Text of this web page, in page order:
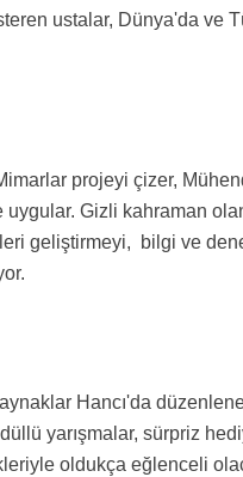
ustalar, Dünya'da ve
projeyi çizer,
uygular. Gizli kahraman
geliştirmeyi, bilgi ve
Hancı'da
yarışmalar, sürpriz
oldukça eğlenceli